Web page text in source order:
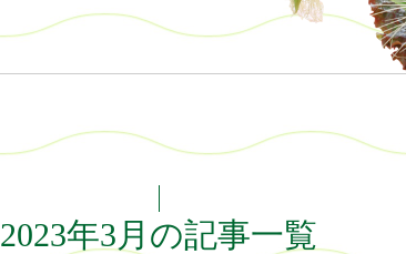
2023年3月の記事一覧